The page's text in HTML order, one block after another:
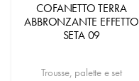
COFANETTO TERRA
ABBRONZANTE EFFETTO
SETA 09
Trousse, palette e set